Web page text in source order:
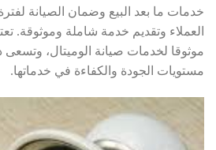
خدمات ما بعد البيع وضمان الصيانة
العملاء وتقديم خدمة شاملة وموثوقة.
موثوقا لخدمات صيانة الوميتال، وتسعى
مستويات الجودة والكفاءة في خدماتها.